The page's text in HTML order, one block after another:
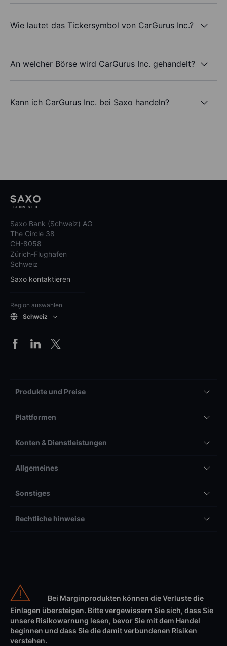
Wie lautet das Tickersymbol von CarGurus Inc.?
An welcher Börse wird CarGurus Inc. gehandelt?
Kann ich CarGurus Inc. bei Saxo handeln?
Saxo Bank (Schweiz) AG
The Circle 38
CH-8058
Zürich-Flughafen
Schweiz
Saxo kontaktieren
Region auswählen
Schweiz
Produkte und Preise
Plattformen
Konten & Dienstleistungen
Allgemeines
Sonstiges
Rechtliche hinweise
Bei Marginprodukten können die Verluste die
Einlagen übersteigen. Bitte vergewissern Sie sich, dass Sie
unsere Risikowarnung lesen, bevor Sie mit dem Handel
beginnen und dass Sie die damit verbundenen Risiken
verstehen.